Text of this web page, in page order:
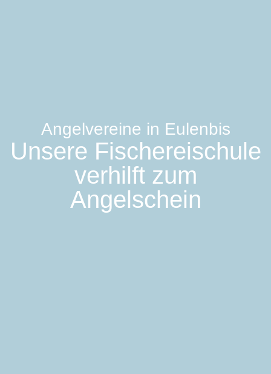
Angelvereine in Eulenbis
Unsere Fischereischule
verhilft zum
Angelschein